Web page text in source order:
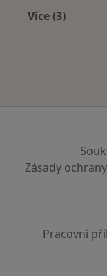
Více (3)
Zásady
Pracovní